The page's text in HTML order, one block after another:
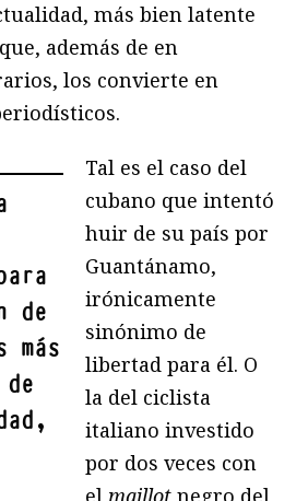
más bien latente
además de en
los convierte en
de
más
Tal es el caso del
cubano que intentó
huir de su país por
Guantánamo,
irónicamente
sinónimo de
libertad para él. O
la del ciclista
italiano investido
por dos veces con
el maillot negro del